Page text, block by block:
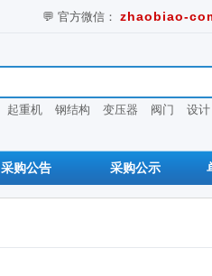
💬 官方微信： zhaobiao-
起重机 钢结构 变压器 阀门 设计
采购公告 采购公示